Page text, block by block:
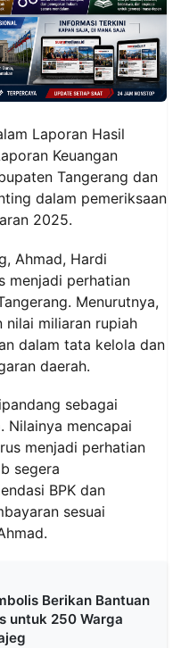
Laporan Hasil
Keuangan
Tangerang dan
dalam pemeriksaan
2025.
Ahmad, Hardi
menjadi perhatian
Menurutnya,
nilai miliaran rupiah
dalam tata kelola dan
daerah.
sebagai
Nilainya mencapai
menjadi perhatian
segera
BPK dan
sesuai
Berikan Bantuan
untuk 250 Warga